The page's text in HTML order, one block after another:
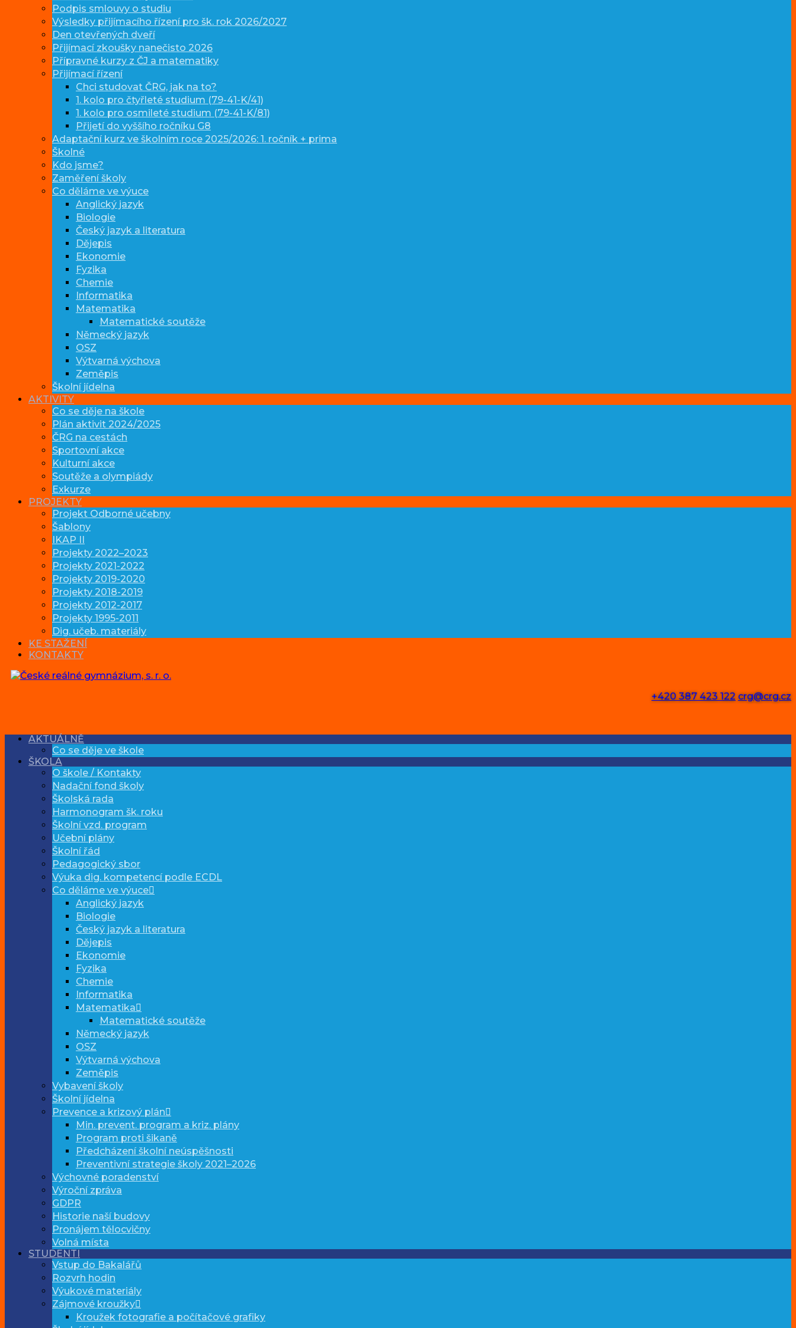
Podpis smlouvy o studiu
Výsledky přijímacího řízení pro šk. rok 2026/2027
Den otevřených dveří
Přijímací zkoušky nanečisto 2026
Přípravné kurzy z ČJ a matematiky
Přijímací řízení
Chci studovat ČRG, jak na to?
1. kolo pro čtyřleté studium (79-41-K/41)
1. kolo pro osmileté studium (79-41-K/81)
Přijetí do vyššího ročníku G8
Adaptační kurz ve školním roce 2025/2026: 1. ročník + prima
Školné
Kdo jsme?
Zaměření školy
Co děláme ve výuce
Anglický jazyk
Biologie
Český jazyk a literatura
Dějepis
Ekonomie
Fyzika
Chemie
Informatika
Matematika
Matematické soutěže
Německý jazyk
OSZ
Výtvarná výchova
Zeměpis
Školní jídelna
AKTIVITY
Co se děje na škole
Plán aktivit 2024/2025
ČRG na cestách
Sportovní akce
Kulturní akce
Soutěže a olympiády
Exkurze
PROJEKTY
Projekt Odborné učebny
Šablony
IKAP II
Projekty 2022–2023
Projekty 2021-2022
Projekty 2019-2020
Projekty 2018-2019
Projekty 2012-2017
Projekty 1995-2011
Dig. učeb. materiály
KE STAŽENÍ
KONTAKTY
+420 387 423 122 crg@crg.cz
AKTUÁLNĚ
Co se děje ve škole
ŠKOLA
O škole / Kontakty
Nadační fond školy
Školská rada
Harmonogram šk. roku
Školní vzd. program
Učební plány
Školní řád
Pedagogický sbor
Výuka dig. kompetencí podle ECDL
Co děláme ve výuce
Anglický jazyk
Biologie
Český jazyk a literatura
Dějepis
Ekonomie
Fyzika
Chemie
Informatika
Matematika
Matematické soutěže
Německý jazyk
OSZ
Výtvarná výchova
Zeměpis
Vybavení školy
Školní jídelna
Prevence a krizový plán
Min. prevent. program a kriz. plány
Program proti šikaně
Předcházení školní neúspěšnosti
Preventivní strategie školy 2021–2026
Výchovné poradenství
Výroční zpráva
GDPR
Historie naší budovy
Pronájem tělocvičny
Volná místa
STUDENTI
Vstup do Bakalářů
Rozvrh hodin
Výukové materiály
Zájmové kroužky
Kroužek fotografie a počítačové grafiky